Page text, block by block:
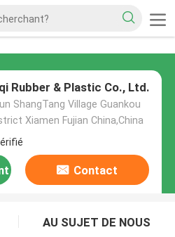
Rubber & Plastic Co., Ltd.
ShangTang Village Guankou
Xiamen Fujian China,China
Contact
AU SUJET DE NOUS